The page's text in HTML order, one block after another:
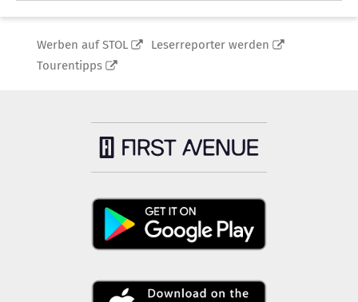
Werben auf STOL
Leserreporter werden
Tourentipps